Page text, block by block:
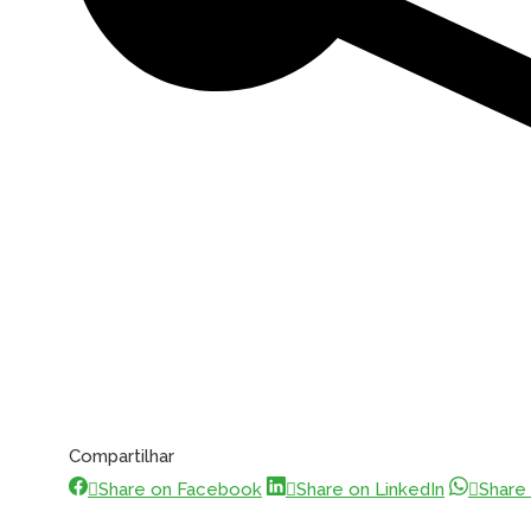
Compartilhar
Share on FacebookShareShare on LinkedIn Share